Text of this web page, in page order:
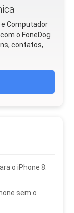
e Computador
o FoneDog
contatos,
o iPhone 8.
sem o